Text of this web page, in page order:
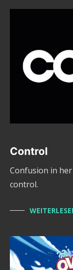
Control
Confusion in her
control.